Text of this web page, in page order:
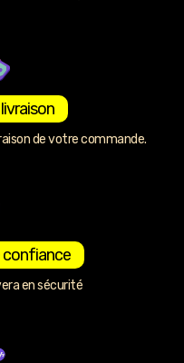
de votre commande.
en sécurité